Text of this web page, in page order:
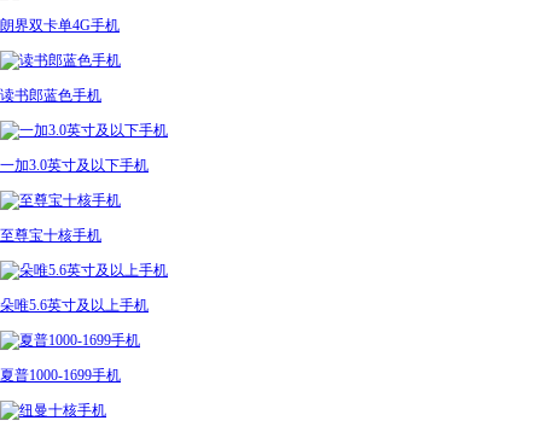
朗界双卡单4G手机
读书郎蓝色手机
一加3.0英寸及以下手机
至尊宝十核手机
朵唯5.6英寸及以上手机
夏普1000-1699手机